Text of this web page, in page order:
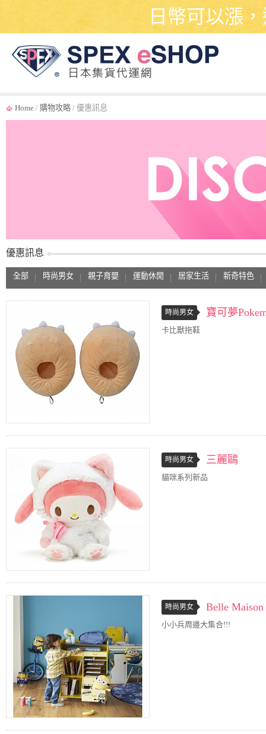
日幣可以漲
Home / 購物攻略 / 優惠訊息
優惠訊息
全部 時尚男女 親子育嬰 運動休閒 居家生活 新奇特色
時尚男女 寶可夢
卡比獸拖鞋
時尚男女 三麗鷗
貓咪系列新品
時尚男女 Belle Maison
小小兵周邊大集合!!!